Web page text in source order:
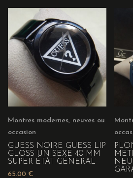
Montres modernes, neuves ou
occasion
GUESS NOIRE GUESS LIP
GLOSS UNISEXE 40 MM
SUPER ÉTAT GÉNÉRAL
65.00 €